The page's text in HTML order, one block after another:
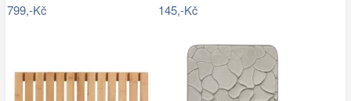
799,-Kč 145,-Kč